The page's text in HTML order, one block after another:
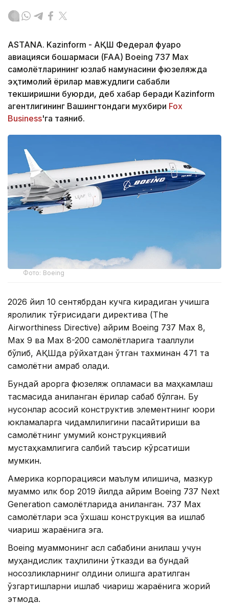
ASTANA. Kazinform - АҚШ Федерал фуқаро
авиацияси бошқармаси (FAA) Boeing 737 Max
самолётларининг юзлаб намунасини фюзеляжда
эҳтимолий ёриқлар мавжудлиги сабабли
текширишни буюрди, деб хабар беради Kazinform
агентлигининг Вашингтондаги мухбири Fox
Business'га таяниб.
Фото: Boeing
2026 йил 10 сентябрдан кучга кирадиган учишга
яроқлилик тўғрисидаги директива (The
Airworthiness Directive) айрим Boeing 737 Max 8,
Max 9 ва Max 8-200 самолётларига тааллуқли
бўлиб, АҚШда рўйхатдан ўтган тахминан 471 та
самолётни қамраб олади.
Бундай қарорга фюзеляж қопламаси ва маҳкамлаш
тасмасида аниқланган ёриқлар сабаб бўлган. Бу
нуқсонлар асосий конструктив элементнинг юқори
юкламаларга чидамлилигини пасайтириши ва
самолётнинг умумий конструкциявий
мустаҳкамлигига салбий таъсир кўрсатиши
мумкин.
Америка корпорацияси маълум қилишича, мазкур
муаммо илк бор 2019 йилда айрим Boeing 737 Next
Generation самолётларида аниқланган. 737 Max
самолётлари эса ўхшаш конструкция ва ишлаб
чиқариш жараёнига эга.
Boeing муаммонинг асл сабабини аниқлаш учун
муҳандислик таҳлилини ўтказди ва бундай
носозликларнинг олдини олишга қаратилган
ўзгартишларни ишлаб чиқариш жараёнига жорий
этмоқда.